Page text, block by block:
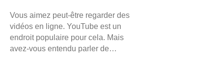
de nombreuses ..
Vous aimez peut-être regarder des
vidéos en ligne. YouTube est un
endroit populaire pour cela. Mais
avez-vous entendu parler de